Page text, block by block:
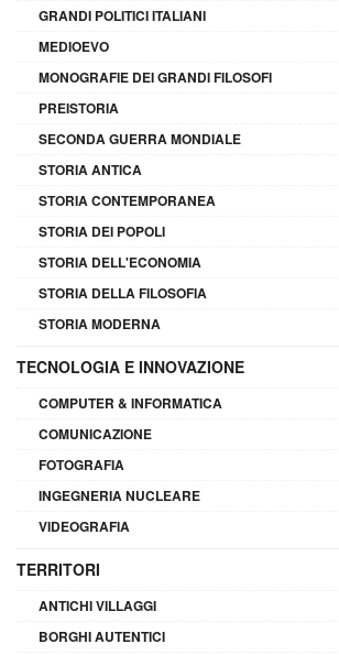
GRANDI POLITICI ITALIANI
MEDIOEVO
MONOGRAFIE DEI GRANDI FILOSOFI
PREISTORIA
SECONDA GUERRA MONDIALE
STORIA ANTICA
STORIA CONTEMPORANEA
STORIA DEI POPOLI
STORIA DELL'ECONOMIA
STORIA DELLA FILOSOFIA
STORIA MODERNA
TECNOLOGIA E INNOVAZIONE
COMPUTER & INFORMATICA
COMUNICAZIONE
FOTOGRAFIA
INGEGNERIA NUCLEARE
VIDEOGRAFIA
TERRITORI
ANTICHI VILLAGGI
BORGHI AUTENTICI